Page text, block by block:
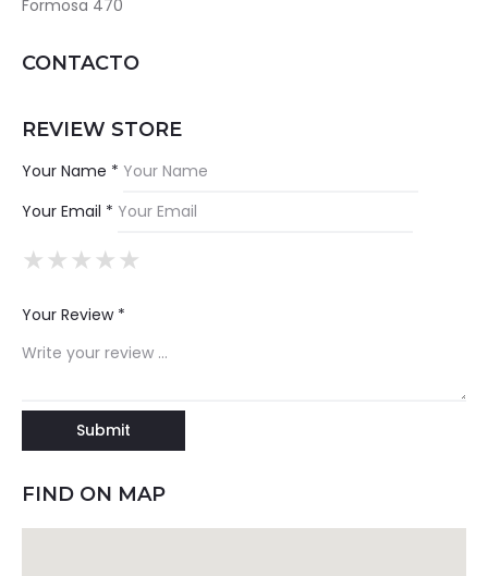
Formosa 470
CONTACTO
REVIEW STORE
Your Name *
Your Email *
★
★★
★★★
★★★★
★★★★★
Your Review *
FIND ON MAP